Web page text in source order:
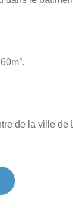
de la ville